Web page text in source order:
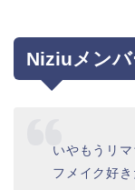
Niziuメンバ
いやもうリ
フメイク好き